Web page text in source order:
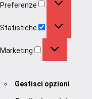
Preferenze
Statistiche
Marketing
Gestisci opzioni